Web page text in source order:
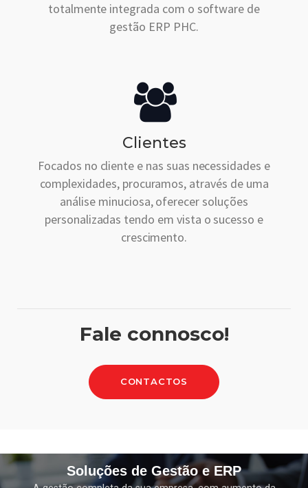
totalmente integrada com o software de
gestão ERP PHC.
Clientes
Focados no cliente e nas suas necessidades e
complexidades, procuramos, através de uma
análise minuciosa, oferecer soluções
personalizadas tendo em vista o sucesso e
crescimento.
Fale connosco!
CONTACTOS
Soluções de Gestão e ERP